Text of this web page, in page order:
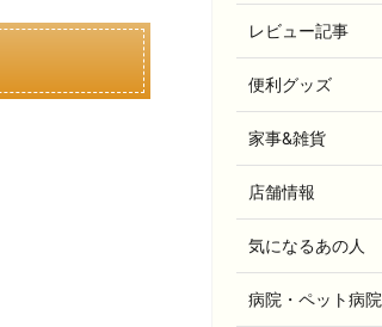
レビュー記事
便利グッズ
家事&雑貨
店舗情報
気になるあの人
病院・ペット病院